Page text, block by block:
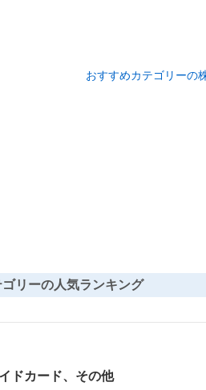
おすすめカテゴリーの
リーの人気ランキング
ドカード その他